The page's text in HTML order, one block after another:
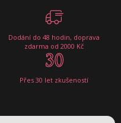
Dodání do 48 hodin, doprava
zdarma od 2000 Kč
Přes 30 let zkušeností